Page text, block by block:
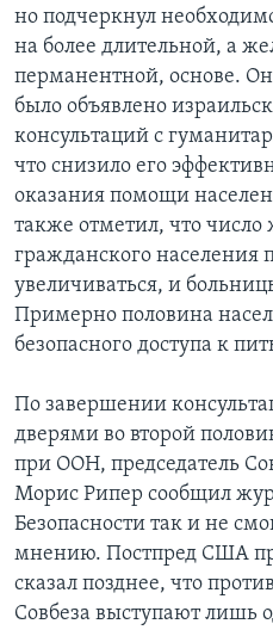
но подчеркнул
на более длительной, а
перманентной, основе.
было объявлено
консультаций с
что снизило его
оказания помощи
также отметил, что число
гражданского населения
увеличиваться, и
Примерно половина
безопасного доступа к
По завершении
дверями во второй
при ООН, председатель
Морис Рипер сообщил
Безопасности так и не
мнению. Постпред США
сказал позднее, что
Совбеза выступают лишь